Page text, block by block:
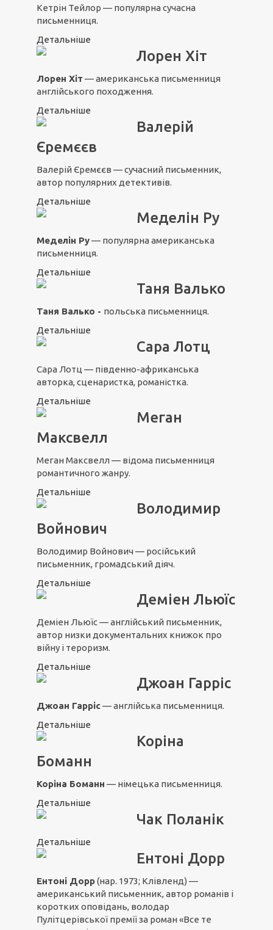
Кетрін Тейлор — популярна сучасна
письменниця.
Детальніше
Лорен Хіт
Лорен Хіт — американська письменниця
англійського походження.
Детальніше
Валерій
Єремєєв
Валерій Єремєєв — сучасний письменник,
автор популярних детективів.
Детальніше
Меделін Ру
Меделін Ру— популярна американська
письменниця.
Детальніше
Таня Валько
Таня Валько - польська письменниця.
Детальніше
Сара Лотц
Сара Лотц — південно-африканська
авторка, сценаристка, романістка.
Детальніше
Меган
Максвелл
Меган Максвелл — відома письменниця
романтичного жанру.
Детальніше
Володимир
Войнович
Володимир Войнович — російський
письменник, громадський діяч.
Детальніше
Деміен Льюїс
Деміен Льюїс — англійський письменник,
автор низки документальних книжок про
війну і тероризм.
Детальніше
Джоан Гарріс
Джоан Гарріс— англійська письменниця.
Детальніше
Коріна
Боманн
Коріна Боманн — німецька письменниця.
Детальніше
Чак Поланік
Детальніше
Ентоні Дорр
Ентоні Дорр(нар. 1973; Клівленд) —
американський письменник, автор романів і
коротких оповідань, володар
Пулітцерівської премії за роман «Все те